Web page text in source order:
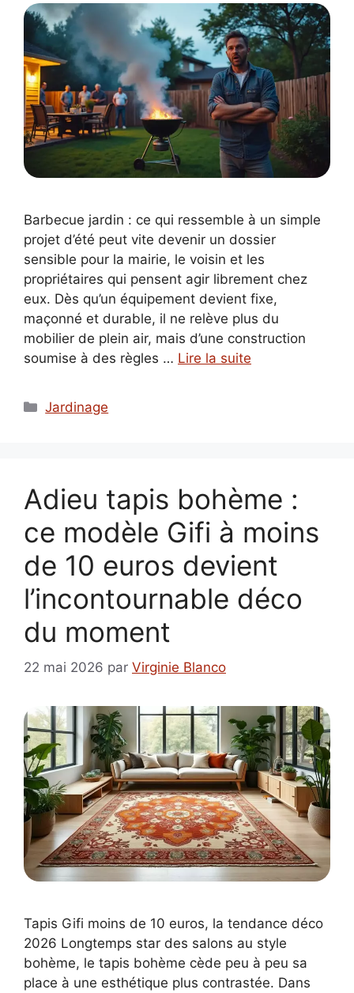
Barbecue jardin : ce qui ressemble à un simple
projet d’été peut vite devenir un dossier
sensible pour la mairie, le voisin et les
propriétaires qui pensent agir librement chez
eux. Dès qu’un équipement devient fixe,
maçonné et durable, il ne relève plus du
mobilier de plein air, mais d’une construction
soumise à des règles … Lire la suite
Catégories
Jardinage
Adieu tapis bohème :
ce modèle Gifi à moins
de 10 euros devient
l’incontournable déco
du moment
22 mai 2026 par Virginie Blanco
Tapis Gifi moins de 10 euros, la tendance déco
2026 Longtemps star des salons au style
bohème, le tapis bohème cède peu à peu sa
place à une esthétique plus contrastée. Dans